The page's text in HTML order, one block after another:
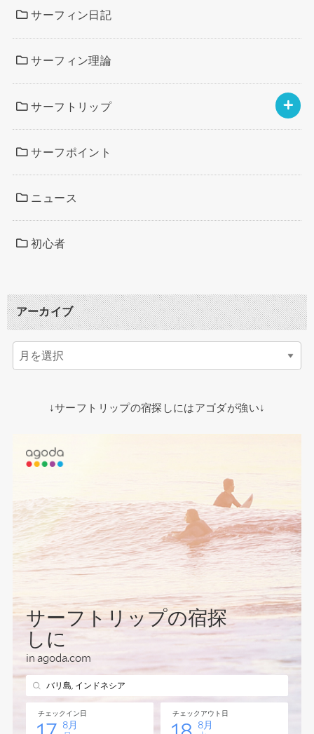
サーフィン日記
サーフィン理論
サーフトリップ
サーフポイント
ニュース
初心者
アーカイブ
↓サーフトリップの宿探しにはアゴダが強い↓